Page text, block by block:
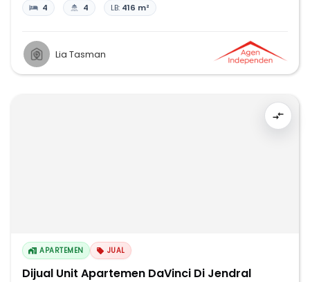
4 4 LB: 416 m²
Lia Tasman
APARTEMEN JUAL
Dijual Unit Apartemen DaVinci Di Jendral